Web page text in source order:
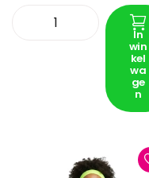
In
win
kel
wa
ge
n